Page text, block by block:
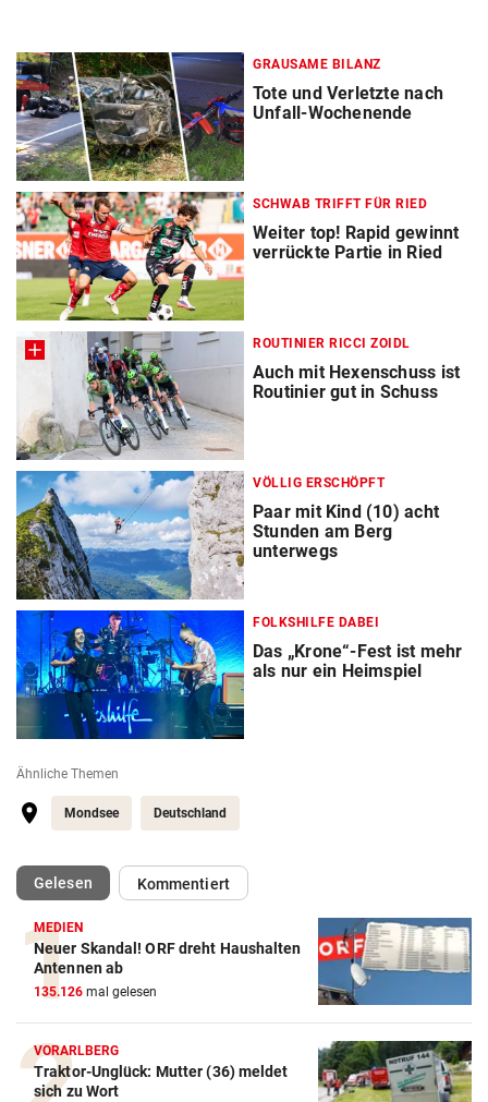
GRAUSAME BILANZ
Tote und Verletzte nach
Unfall-Wochenende
SCHWAB TRIFFT FÜR RIED
Weiter top! Rapid gewinnt
verrückte Partie in Ried
ROUTINIER RICCI ZOIDL
Auch mit Hexenschuss ist
Routinier gut in Schuss
VÖLLIG ERSCHÖPFT
Paar mit Kind (10) acht
Stunden am Berg
unterwegs
FOLKSHILFE DABEI
Das „Krone“-Fest ist mehr
als nur ein Heimspiel
Ähnliche Themen
Mondsee Deutschland
Gelesen(ausgewählt)Kommentiert
MEDIEN
Neuer Skandal! ORF dreht Haushalten
Antennen ab
135.126 mal gelesen
VORARLBERG
Traktor-Unglück: Mutter (36) meldet
sich zu Wort